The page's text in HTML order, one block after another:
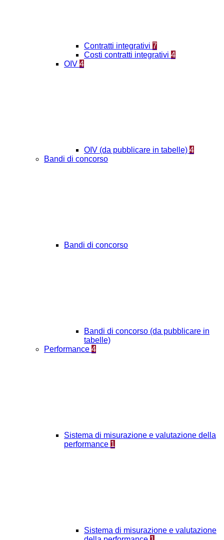
Contratti integrativi 7
Costi contratti integrativi 4
OIV 4
OIV (da pubblicare in tabelle) 4
Bandi di concorso
Bandi di concorso
Bandi di concorso (da pubblicare in
tabelle)
Performance 4
Sistema di misurazione e valutazione della
performance 1
Sistema di misurazione e valutazione